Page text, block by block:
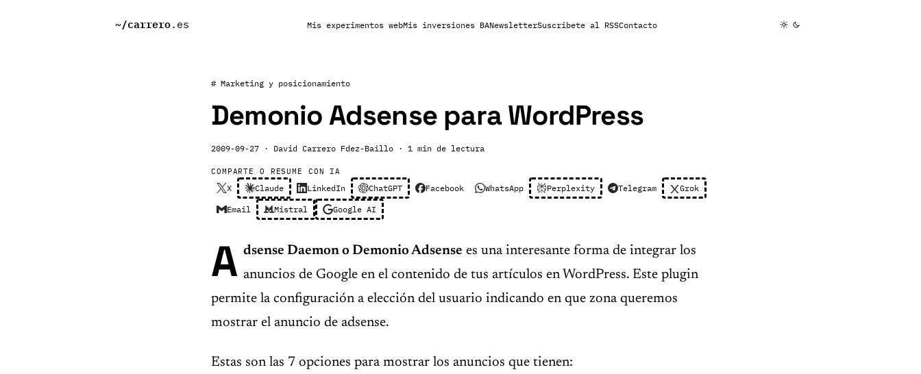
~/carrero.es Mis experimentos webMis inversiones BANewsletterSuscribete al RSSContacto
# Marketing y posicionamiento
Demonio Adsense para WordPress
2009-09-27 · David Carrero Fdez-Baillo · 1 min de lectura
COMPARTE O RESUME CON IA
X Claude LinkedIn ChatGPT Facebook WhatsApp Perplexity Telegram Grok
Email Mistral Google AI
A dsense Daemon o Demonio Adsense es una interesante forma de integrar los
anuncios de Google en el contenido de tus artículos en WordPress. Este plugin
permite la configuración a elección del usuario indicando en que zona queremos
mostrar el anuncio de adsense.
Estas son las 7 opciones para mostrar los anuncios que tienen: